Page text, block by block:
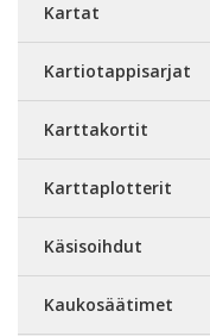
Kartat
Kartiotappisarjat
Karttakortit
Karttaplotterit
Käsisoihdut
Kaukosäätimet